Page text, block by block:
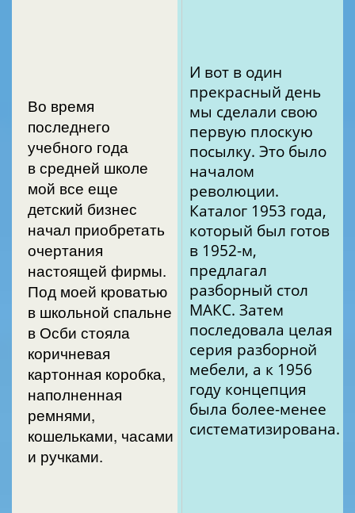
Во время
последнего
учебного года
в средней школе
мой все еще
детский бизнес
начал приобретать
очертания
настоящей фирмы.
Под моей кроватью
в школьной спальне
в Осби стояла
коричневая
картонная коробка,
наполненная
ремнями,
кошельками, часами
и ручками.
И вот в один
прекрасный день
мы сделали свою
первую плоскую
посылку. Это было
началом
революции.
Каталог 1953 года,
который был готов
в 1952-м,
предлагал
разборный стол
МАКС. Затем
последовала целая
серия разборной
мебели, а к 1956
году концепция
была более-менее
систематизирована.